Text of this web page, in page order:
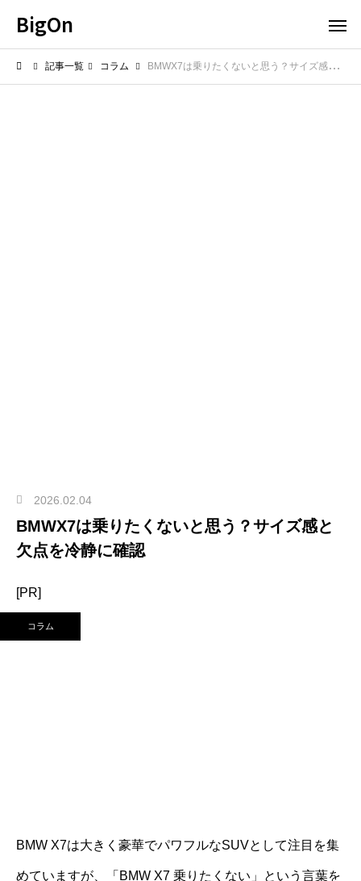
BigOn
記事一覧 コラム BMWX7は乗りたくないと思う？サイズ感と欠点を冷静に確認
2026.02.04
BMWX7は乗りたくないと思う？サイズ感と
欠点を冷静に確認
[PR]
コラム
BMW X7は大きく豪華でパワフルなSUVとして注目を集
めていますが、「BMW X7 乗りたくない」という言葉を